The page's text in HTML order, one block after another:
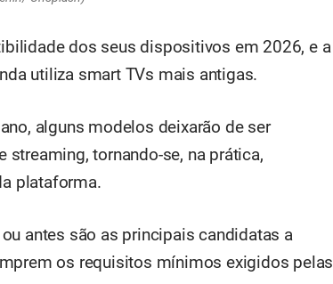
dos seus dispositivos em 2026, e a
utiliza smart TVs mais antigas.
alguns modelos deixarão de ser
tornando-se, na prática,
plataforma.
antes são as principais candidatas a
os requisitos mínimos exigidos pelas